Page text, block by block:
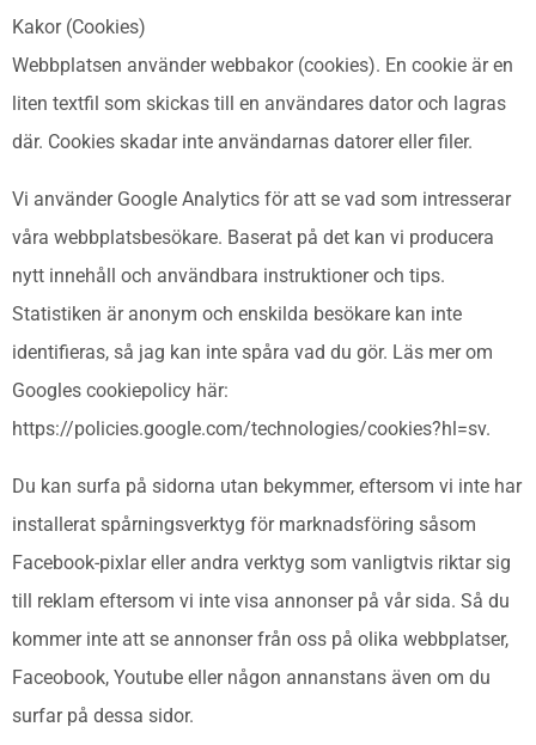
Kakor (Cookies)
Webbplatsen använder webbakor (cookies). En cookie är en
liten textfil som skickas till en användares dator och lagras
där. Cookies skadar inte användarnas datorer eller filer.
Vi använder Google Analytics för att se vad som intresserar
våra webbplatsbesökare. Baserat på det kan vi producera
nytt innehåll och användbara instruktioner och tips.
Statistiken är anonym och enskilda besökare kan inte
identifieras, så jag kan inte spåra vad du gör. Läs mer om
Googles cookiepolicy här:
https://policies.google.com/technologies/cookies?hl=sv.
Du kan surfa på sidorna utan bekymmer, eftersom vi inte har
installerat spårningsverktyg för marknadsföring såsom
Facebook-pixlar eller andra verktyg som vanligtvis riktar sig
till reklam eftersom vi inte visa annonser på vår sida. Så du
kommer inte att se annonser från oss på olika webbplatser,
Faceobook, Youtube eller någon annanstans även om du
surfar på dessa sidor.